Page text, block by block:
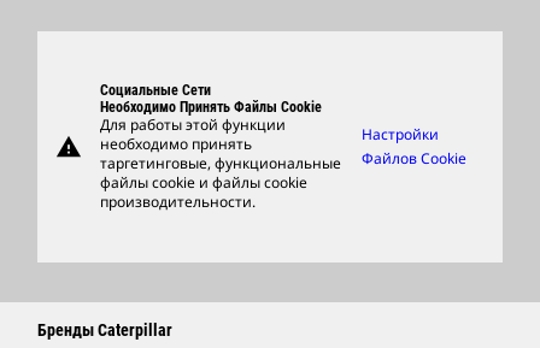
Support
Фирменные Товары
Найти Дилера
warning
Социальные Сети
Необходимо Принять Файлы Cookie
Для работы этой функции
необходимо принять
таргетинговые, функциональные
файлы cookie и файлы cookie
производительности.
Настройки
Файлов Cookie
Бренды Caterpillar